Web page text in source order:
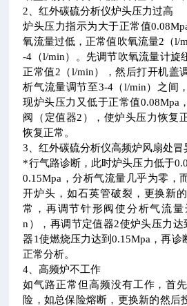
2、红外碳硫分析仪炉头压力过高
炉头压力指示为大于正常值
氧流量过低，正常值吹氧流量2（l/
-4（l/min）。先调节吹氧流量计旋
正常值2（l/min），然后打开机盖
析气流量调节至3-4（l/min）之间
现炉头压力又低于正常值0.08Mpa
阀（定值器2），使炉头压力恢复
恢复正常。
3、红外碳硫分析仪高频炉风扇处冒
*行气路诊断，此时炉头压力低于
0.15Mpa，分析气流量几乎为零，
开炉头，如石英管破裂，更换新
常，再调节针形阀使分析气流
n），再调节定值器2使炉头压力达
器1使燃烧压力达到0.15Mpa，再诊
正常分析。
4、高频炉不工作
如气路正常但高频没有工作，首
险，如总保险熔断，更换新的然后